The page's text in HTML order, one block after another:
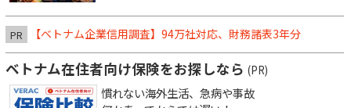
PR 【ベトナム企業信用調査】94万社対応、財務諸表3年分
ベトナム在住者向け保険をお探しなら (PR)
慣れない海外生活、急病や事故